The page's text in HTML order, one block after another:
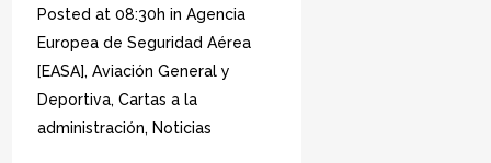
Posted at 08:30h inAgencia
Europea de Seguridad Aérea
[EASA],Aviación General y
Deportiva,Cartas a la
administración, Noticias